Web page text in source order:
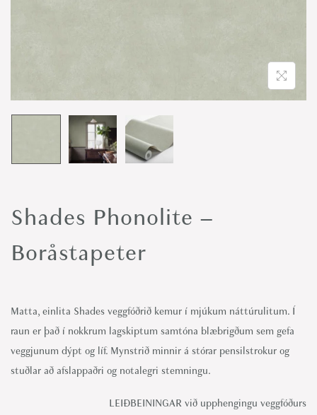
Shades Phonolite –
Boråstapeter
Matta, einlita Shades veggfóðrið kemur í mjúkum náttúrulitum. Í
raun er það í nokkrum lagskiptum samtóna blæbrigðum sem gefa
veggjunum dýpt og líf. Mynstrið minnir á stórar pensilstrokur og
stuðlar að afslappaðri og notalegri stemningu.
LEIÐBEININGAR við upphengingu veggfóðurs